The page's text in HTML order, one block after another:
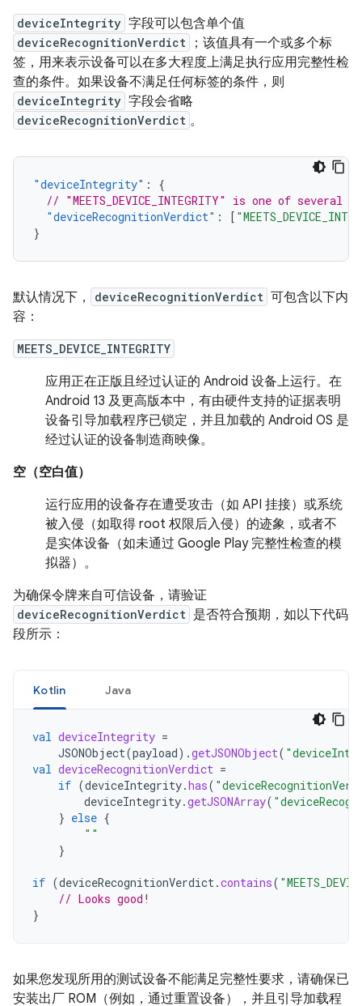
deviceIntegrity 字段可以包含单个值
deviceRecognitionVerdict
；该值具有一个或多个标
签，用来表示设备可以在多大程度上满足执行应用完整性检
查的条件。如果设备不满足任何标签的条件，则
deviceIntegrity 字段会省略
deviceRecognitionVerdict 。
"deviceIntegrity" :
{
// "MEETS_DEVICE_INTEGRITY" is one of several
"deviceRecognitionVerdict" : [
}
默认情况下， deviceRecognitionVerdict 可包含以下内
容：
MEETS_DEVICE_INTEGRITY
应用正在正版且经过认证的 Android 设备上运行。在
Android 13 及更高版本中，有由硬件支持的证据表明
设备引导加载程序已锁定，并且加载的 Android OS 是
经过认证的设备制造商映像。
空（空白值）
运行应用的设备存在遭受攻击（如 API 挂接）或系统
被入侵（如取得 root 权限后入侵）的迹象，或者不
是实体设备（如未通过 Google Play 完整性检查的模
拟器）。
为确保令牌来自可信设备，请验证
deviceRecognitionVerdict 是否符合预期，如以下代码
段所示：
Kotlin Java
val deviceIntegrity =
JSONObject(payload).getJSONObject(
val deviceRecognitionVerdict =
if (deviceIntegrity.has(
deviceIntegrity.getJSONArray(
} else {
""
}
if (deviceRecognitionVerdict.contains(
// Looks good!
}
如果您发现所用的测试设备不能满足完整性要求，请确保已
安装出厂 ROM（例如，通过重置设备），并且引导加载程